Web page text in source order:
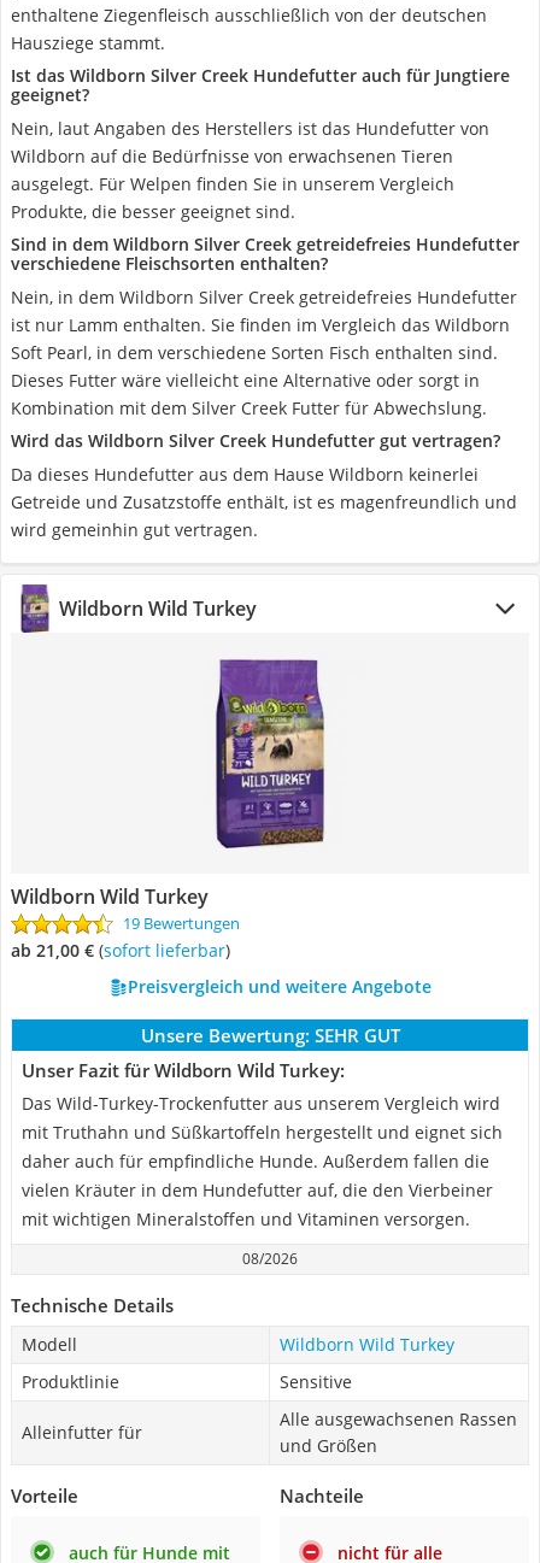
enthaltene Ziegenfleisch ausschließlich von der deutschen
Hausziege stammt.
Ist das Wildborn Silver Creek Hundefutter auch für Jungtiere
geeignet?
Nein, laut Angaben des Herstellers ist das Hundefutter von
Wildborn auf die Bedürfnisse von erwachsenen Tieren
ausgelegt. Für Welpen finden Sie in unserem Vergleich
Produkte, die besser geeignet sind.
Sind in dem Wildborn Silver Creek getreidefreies Hundefutter
verschiedene Fleischsorten enthalten?
Nein, in dem Wildborn Silver Creek getreidefreies Hundefutter
ist nur Lamm enthalten. Sie finden im Vergleich das Wildborn
Soft Pearl, in dem verschiedene Sorten Fisch enthalten sind.
Dieses Futter wäre vielleicht eine Alternative oder sorgt in
Kombination mit dem Silver Creek Futter für Abwechslung.
Wird das Wildborn Silver Creek Hundefutter gut vertragen?
Da dieses Hundefutter aus dem Hause Wildborn keinerlei
Getreide und Zusatzstoffe enthält, ist es magenfreundlich und
wird gemeinhin gut vertragen.
Wildborn Wild Turkey
Wildborn Wild Turkey
19 Bewertungen
ab 21,00 € ( Sofort lieferbar)
Preisvergleich und weitere Angebote
Unsere Bewertung: SEHR GUT
Unser Fazit für Wildborn Wild Turkey:
Das Wild-Turkey-Trockenfutter aus unserem Vergleich wird
mit Truthahn und Süßkartoffeln hergestellt und eignet sich
daher auch für empfindliche Hunde. Außerdem fallen die
vielen Kräuter in dem Hundefutter auf, die den Vierbeiner
mit wichtigen Mineralstoffen und Vitaminen versorgen.
08/2026
Technische Details
Modell
Wildborn Wild Turkey
Produktlinie
Sensitive
Alleinfutter für
Alle ausgewachsenen Rassen
und Größen
Vorteile
auch für Hunde mit
Nachteile
nicht für alle